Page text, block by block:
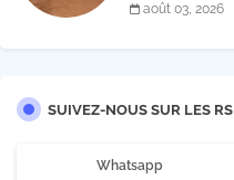
août 03, 2026
SUIVEZ-NOUS SUR LES RS
Whatsapp